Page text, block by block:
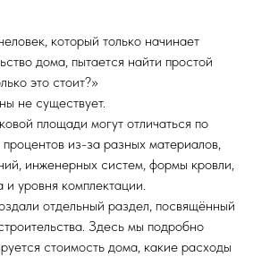
который только начинает
дома, пытается найти простой
это стоит?»
не существует.
площади могут отличаться по
из-за разных материалов,
инженерных систем, формы кровли,
уровня комплектации.
отдельный раздел, посвящённый
Здесь мы подробно
стоимость дома, какие расходы